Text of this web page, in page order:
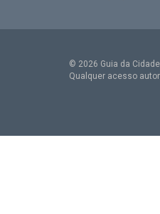
© 2026 Guia da
Qualquer acesso